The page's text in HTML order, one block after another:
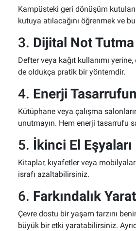
Kampüsteki geri dönüşüm
kutuya atılacağını öğrenmek ve
3. Dijital Not Tutma
Defter veya kağıt kullanımı
de oldukça pratik bir yöntemdir.
4. Enerji
Kütüphane veya çalışma
unutmayın. Hem enerji tasarrufu
5. İkinci El
Kitaplar, kıyafetler veya
israfı azaltabilirsiniz.
6. Farkındalık
Çevre dostu bir yaşam tarzını
büyük bir etki yaratabilirsiniz.